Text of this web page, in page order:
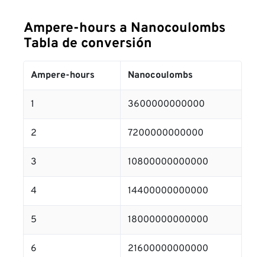
Ampere-hours a Nanocoulombs
Tabla de conversión
Ampere-hours Nanocoulombs
1 3600000000000
2 7200000000000
3 10800000000000
4 14400000000000
5 18000000000000
6 21600000000000